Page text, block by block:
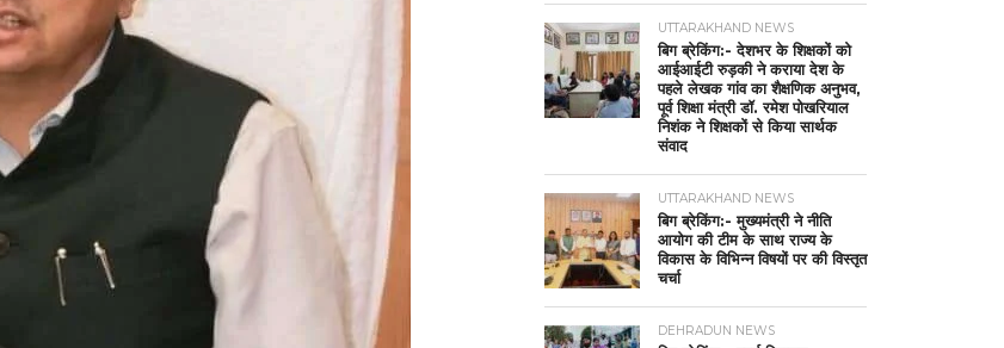
UTTARAKHAND NEWS
बिग ब्रेकिंग:- देशभर के शिक्षकों को
आईआईटी रुड़की ने कराया देश के
पहले लेखक गांव का शैक्षणिक अनुभव,
पूर्व शिक्षा मंत्री डॉ. रमेश पोखरियाल
निशंक ने शिक्षकों से किया सार्थक
संवाद
UTTARAKHAND NEWS
बिग ब्रेकिंग:- मुख्यमंत्री ने नीति
आयोग की टीम के साथ राज्य के
विकास के विभिन्न विषयों पर की विस्तृत
चर्चा
DEHRADUN NEWS